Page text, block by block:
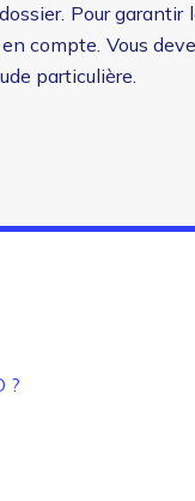
Pour
Vous
particulière.
?